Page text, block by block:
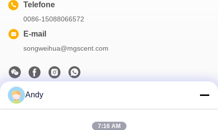
Telefone
0086-15088066572
E-mail
songweihua@mgscent.com
A nossa newsletter
Andy
7:16 AM